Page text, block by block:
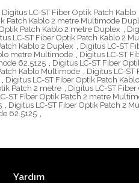
Digitus LC-ST Fiber Optik Patch Kablo
Patch Kablo 2 metre Multimode
Patch Kablo 2 metre Duplex
LC-ST Fiber Optik Patch Kablo 2
Kablo 2 Duplex Digitus LC-ST
metre Multimode Digitus LC-ST
62.5125 Digitus LC-ST Fiber
Kablo Multimode Digitus LC-
Digitus LC-ST Fiber Optik Patch
Patch 2 metre Digitus LC-ST
ST Fiber Optik Patch 2 metre
Digitus LC-ST Fiber Optik Patch 2
62.5125
Yardım